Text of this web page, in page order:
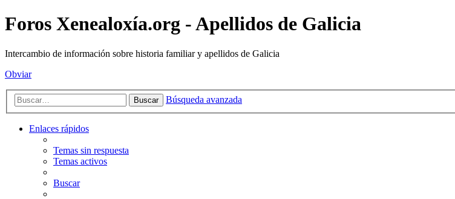
Foros Xenealoxía.org - Apellidos de Galicia
Intercambio de información sobre historia familiar y apellidos de Galicia
Obviar
Buscar Búsqueda avanzada
Enlaces rápidos
Temas sin respuesta
Temas activos
Buscar